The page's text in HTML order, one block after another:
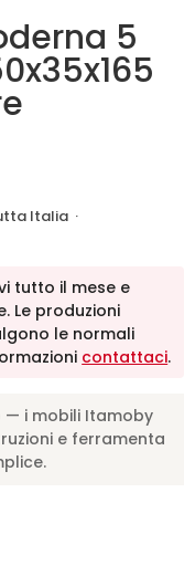
5
Italia ·
tutto il mese e
Le produzioni
le normali
contattaci.
— i mobili Itamoby
e ferramenta